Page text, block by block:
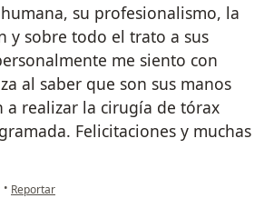
su profesionalismo, la
y sobre todo el trato a sus
me siento con
al saber que son sus manos
a realizar la cirugía de tórax
Felicitaciones y muchas
• en opinión del usuario anónimo
Reportar